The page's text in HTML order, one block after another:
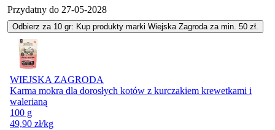
Przydatny do 27-05-2028
Odbierz za 10 gr: Kup produkty marki Wiejska Zagroda za min. 50 zł.
WIEJSKA ZAGRODA
Karma mokra dla dorosłych kotów z kurczakiem krewetkami i
walerianą
100 g
49,90 zł/kg